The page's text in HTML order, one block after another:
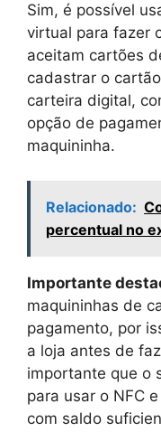
Sim, é possível
virtual para fazer
aceitam cartões
cadastrar o
carteira digital,
opção de
maquininha.
Relacionado:
percentual no
Importante
maquininhas de
pagamento, por
a loja antes de
importante que o
para usar o NFC
com saldo